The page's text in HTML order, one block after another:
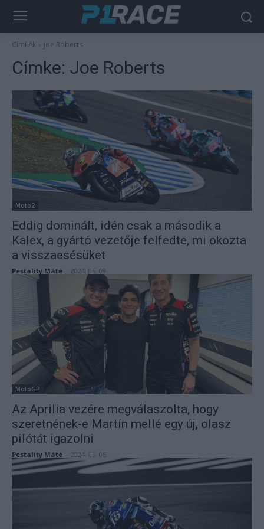
Címkék Joe Roberts
Címke: Joe Roberts
Moto2
Eddig dominált, idén csak a második a
Kalex, a gyártó vezetője felfedte, mi okozta
a visszaesésüket
Pestality Máté 2024. 06. 09.
MotoGP
Az Aprilia vezére megválaszolta, hogy
szeretnének-e Martín mellé egy új, olasz
pilótát igazolni
Pestality Máté 2024. 06. 05.